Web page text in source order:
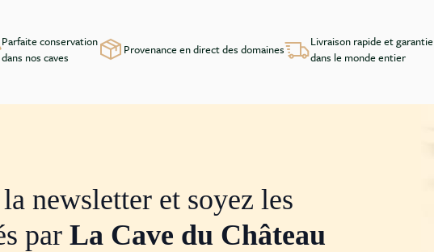
Parfaite conservation
dans nos caves
Provenance en direct des domaines
Livraison rapide et garantie
dans le monde entier
newsletter et soyez les
par La Cave du Château